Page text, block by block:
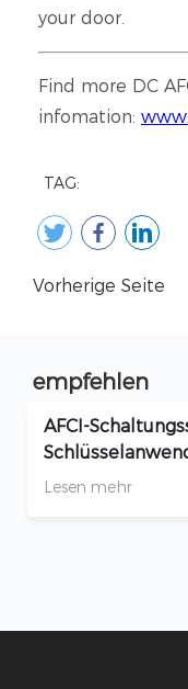
TAG:
Vorherige Seite
empfehlen
AFCI-
Lesen mehr